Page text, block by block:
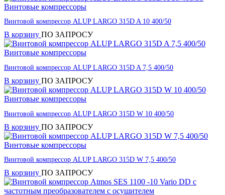
Винтовые компрессоры
Винтовой компрессор ALUP LARGO 315D A 10 400/50
В корзину ПО ЗАПРОСУ
Винтовые компрессоры
Винтовой компрессор ALUP LARGO 315D A 7,5 400/50
В корзину ПО ЗАПРОСУ
Винтовые компрессоры
Винтовой компрессор ALUP LARGO 315D W 10 400/50
В корзину ПО ЗАПРОСУ
Винтовые компрессоры
Винтовой компрессор ALUP LARGO 315D W 7,5 400/50
В корзину ПО ЗАПРОСУ